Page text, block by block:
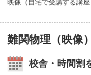
映像（自宅で受講する講
難関物理（映像）
校舎・時間割